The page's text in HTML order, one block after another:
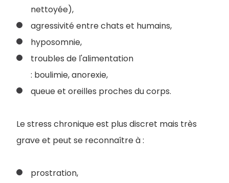
nettoyée),
agressivité entre chats et humains,
hyposomnie,
troubles de l'alimentation
: boulimie, anorexie,
queue et oreilles proches du corps.
Le stress chronique est plus discret mais très
grave et peut se reconnaître à :
prostration,